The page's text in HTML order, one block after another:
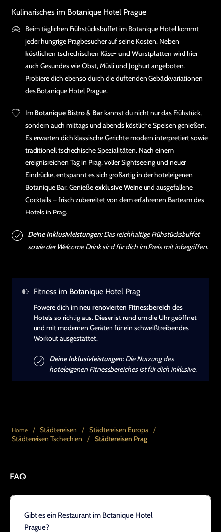
Kulinarisches im Botanique Hotel Prague
Beim täglichen Frühstücksbuffet im Botanique Hotel kommt
jeder hungrige Pragbesucher auf seine Kosten. Neben
köstlichen tschechischen Käse- und Wurstplatten wird hier
auch Gesundes wie Obst, Müsli und Joghurt angeboten.
Probiere dich ebenso durch die duftenden Gebäckvariationen
des Botanique Hotel Prague.
Im Botanique Bistro & Barkannst du nicht nur das Frühstück,
sondern auch mittags und abends köstliche Speisen genießen.
Es erwarten dich klassische Gerichte modern interpretiert sowie
traditionell tschechische Spezialitäten. Nach einem
ereignisreichen Tag in Prag, voller Sightseeing und neuer
Eindrücke, entspannt es sich großartig in der hoteleigenen
Botanique Bar. Genießeexklusive Weineund ausgefallene
Cocktails – frisch zubereitet von dem erfahrenen Barteam des
Hotels in Prag.
Deine Inklusivleistungen:Das reichhaltige Frühstücksbuffet
sowie der Welcome Drink sind für dich im Preis mit inbegriffen.
Fitness im Botanique Hotel Prag
Powere dich imneu renovierten Fitnessbereich des
Hotels so richtig aus. Dieser ist rund um die Uhr geöffnet
und mit modernen Geräten für ein schweißtreibendes
Workout ausgestattet.
Deine Inklusivleistungen:Die Nutzung des
hoteleigenen Fitnessbereiches ist für dich inklusive.
Home / Städtereisen / Städtereisen Europa /
Städtereisen Tschechien
/ Städtereisen Prag
FAQ
Gibt es ein Restaurant im Botanique Hotel
Prague?